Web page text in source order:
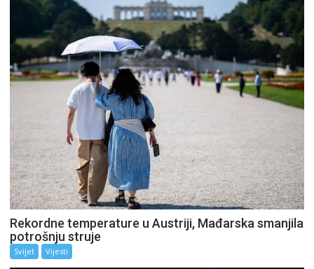
Rekordne temperature u Austriji, Mađarska smanjila
potrošnju struje
Svijet Vijesti